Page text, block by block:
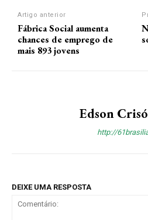
Artigo anterior
Fábrica Social aumenta
chances de emprego de
mais 893 jovens
Edson
http://
DEIXE UMA RESPOSTA